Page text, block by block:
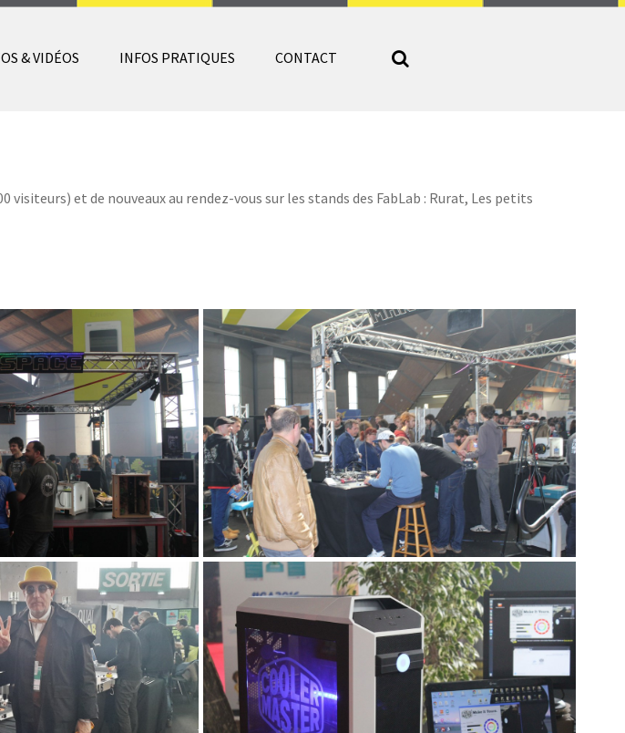
& VIDÉOS INFOS PRATIQUES CONTACT
et de nouveaux au rendez-vous sur les stands des FabLab : Rurat, Les petits